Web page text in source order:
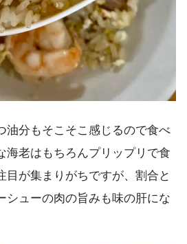
油分もそこそこ感じるので食べ
海老はもちろんプリップリで食
目が集まりがちですが、割合と
シューの肉の旨みも味の肝にな